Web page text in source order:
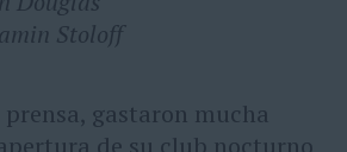
Stoloff
prensa, gastaron mucha